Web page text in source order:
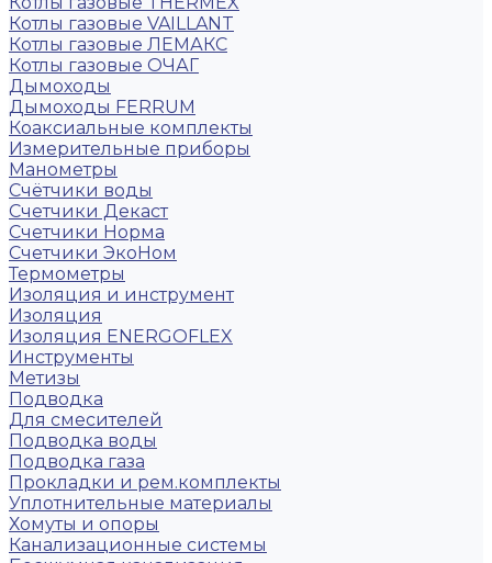
Котлы газовые VAILLANT
Котлы газовые ЛЕМАКС
Котлы газовые ОЧАГ
Дымоходы
Дымоходы FERRUM
Коаксиальные комплекты
Измерительные приборы
Манометры
Счётчики воды
Счетчики Декаст
Счетчики Норма
Счетчики ЭкоНом
Термометры
Изоляция и инструмент
Изоляция
Изоляция ENERGOFLEX
Инструменты
Метизы
Подводка
Для смесителей
Подводка воды
Подводка газа
Прокладки и рем.комплекты
Уплотнительные материалы
Хомуты и опоры
Канализационные системы